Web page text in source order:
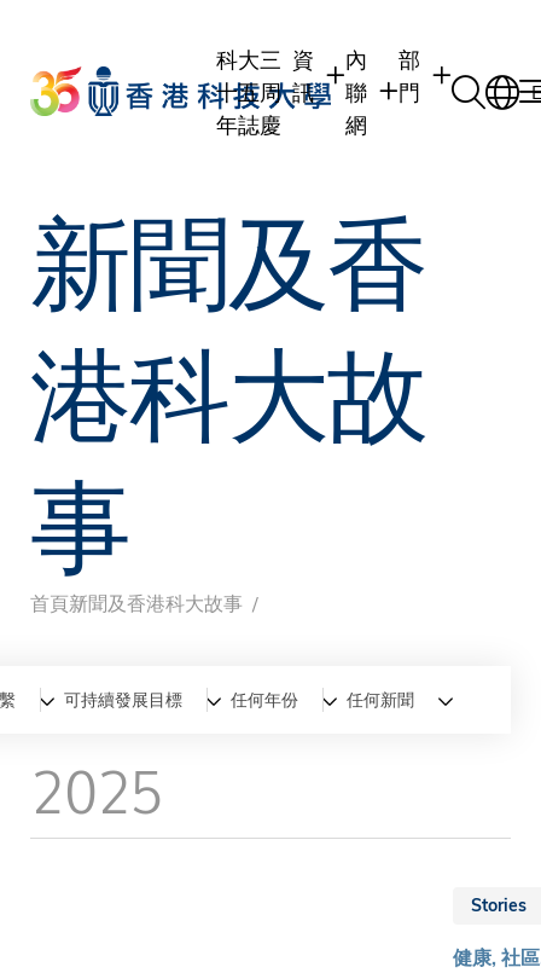
main
content
科大三
十五周
年誌慶
資
訊
校友
傳媒
公眾
內
聯
網
校友內聯網
部
門
行政部門
社交平台及應
新聞及香
港科大故
事
導
航
連
結
首頁新聞及香港科大故事
全部新聞香港科大故事
可持續發展目標 任何年份 任何新聞
2025
Stories
健康, 社